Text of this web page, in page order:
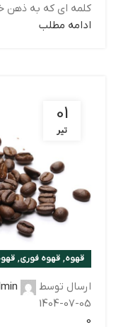
کلمه ای که به
ادامه مطلب
01
تیر
قهوه, قهوه فوری,
ارسال توسط
1404-07-05
0